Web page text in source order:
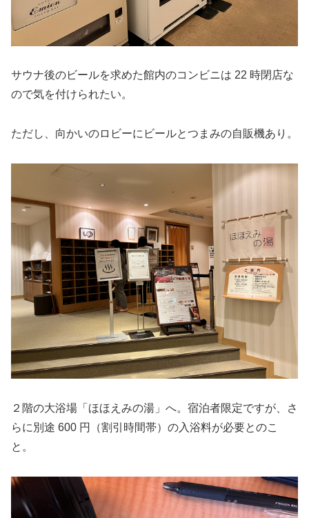
サウナ後のビールを求めた館内のコンビニは 22 時閉店な
ので気を付けられたい。
ただし、向かいのロビーにビールとつまみの自販機あり。
２階の大浴場「ほほえみの湯」へ。宿泊者限定ですが、さ
らに別途 600 円（割引時間帯）の入浴料が必要とのこ
と。